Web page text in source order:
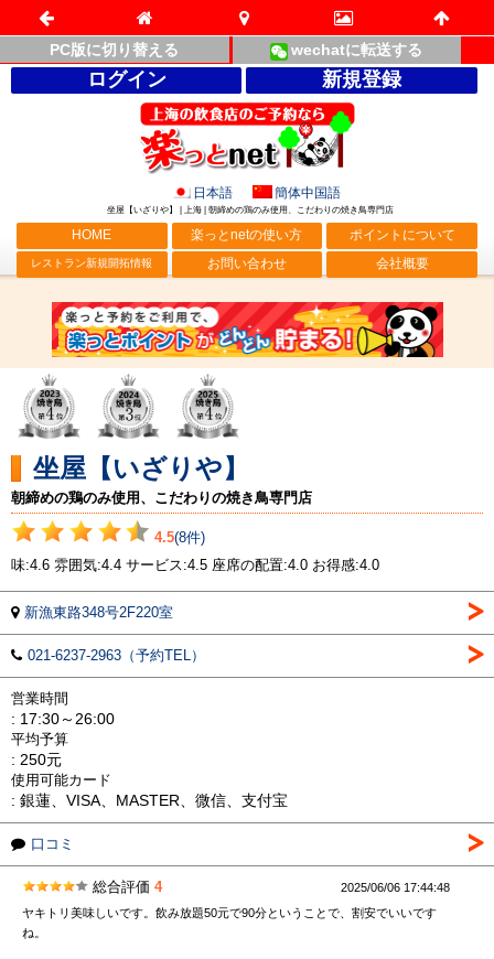
PC版に切り替える wechatに転送する
ログイン 新規登録
日本語 簡体中国語
坐屋【いざりや】 | 上海 | 朝締めの鶏のみ使用、こだわりの焼き鳥専門店
HOME 楽っとnetの使い方 ポイントについて
レストラン新規開拓情報 お問い合わせ 会社概要
坐屋【いざりや】
朝締めの鶏のみ使用、こだわりの焼き鳥専門店
4.5(8件)
味:4.6 雰囲気:4.4 サービス:4.5 座席の配置:4.0 お得感:4.0
新漁東路348号2F220室
021-6237-2963（予約TEL）
営業時間
: 17:30～26:00
平均予算
: 250元
使用可能カード
: 銀蓮、VISA、MASTER、微信、支付宝
口コミ
総合評価 4
2025/06/06 17:44:48
ヤキトリ美味しいです。飲み放題50元で90分ということで、割安でいいです
ね。